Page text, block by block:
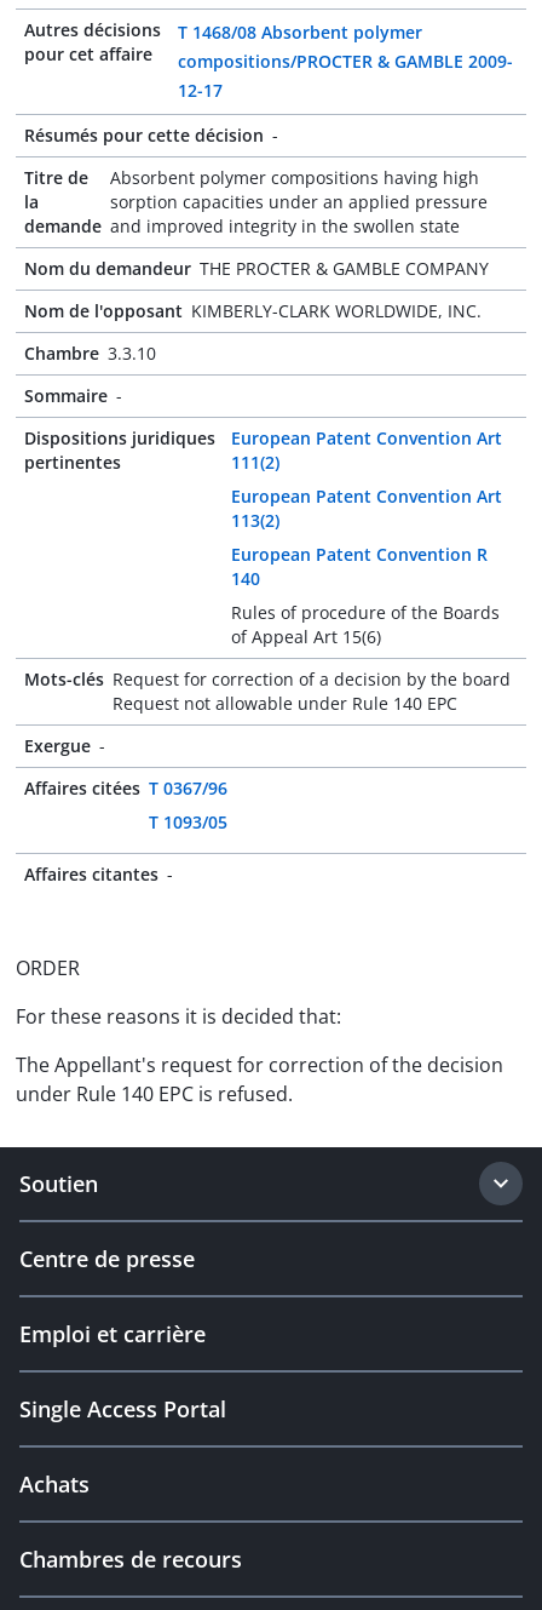
Autres décisions
pour cet affaire
T 1468/08 Absorbent polymer
compositions/PROCTER & GAMBLE 2009-
12-17
Résumés pour cette décision -
Titre de
la
demande
Absorbent polymer compositions having high
sorption capacities under an applied pressure
and improved integrity in the swollen state
Nom du demandeur THE PROCTER & GAMBLE COMPANY
Nom de l'opposant KIMBERLY-CLARK WORLDWIDE, INC.
Chambre 3.3.10
Sommaire -
Dispositions juridiques
pertinentes
European Patent Convention Art
111(2)
European Patent Convention Art
113(2)
European Patent Convention R
140
Rules of procedure of the Boards
of Appeal Art 15(6)
Mots-clés Request for correction of a decision by the board
Request not allowable under Rule 140 EPC
Exergue -
Affaires citées T 0367/96
T 1093/05
Affaires citantes -
ORDER
For these reasons it is decided that:
The Appellant's request for correction of the decision
under Rule 140 EPC is refused.
Soutien
Centre de presse
Emploi et carrière
Single Access Portal
Achats
Chambres de recours